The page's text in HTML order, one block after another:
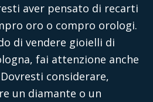
aver pensato di recarti
oro o compro orologi.
divendere gioielli di
, fai attenzione anche
considerare,
un diamante o un